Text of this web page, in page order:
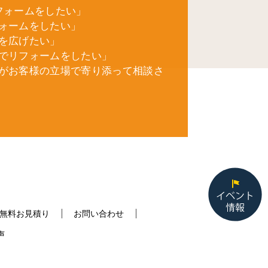
ームをしたい」
ームをしたい」
広げたい」
リフォームをしたい」
お客様の立場で寄り添って相談さ
無料お見積り お問い合わせ